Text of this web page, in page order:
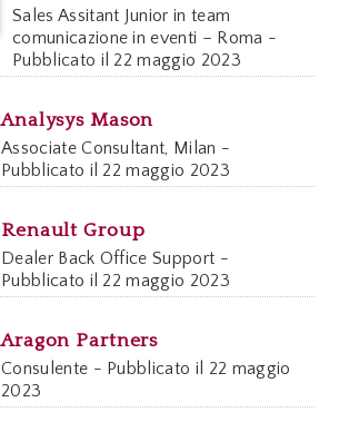
Sales Assitant Junior in team
comunicazione in eventi – Roma -
Pubblicato il 22 maggio 2023
Analysys Mason
Associate Consultant, Milan -
Pubblicato il 22 maggio 2023
Renault Group
Dealer Back Office Support -
Pubblicato il 22 maggio 2023
Aragon Partners
Consulente - Pubblicato il 22 maggio
2023